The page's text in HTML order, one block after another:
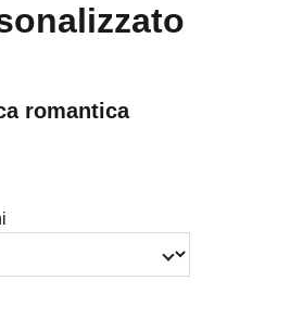
romantica